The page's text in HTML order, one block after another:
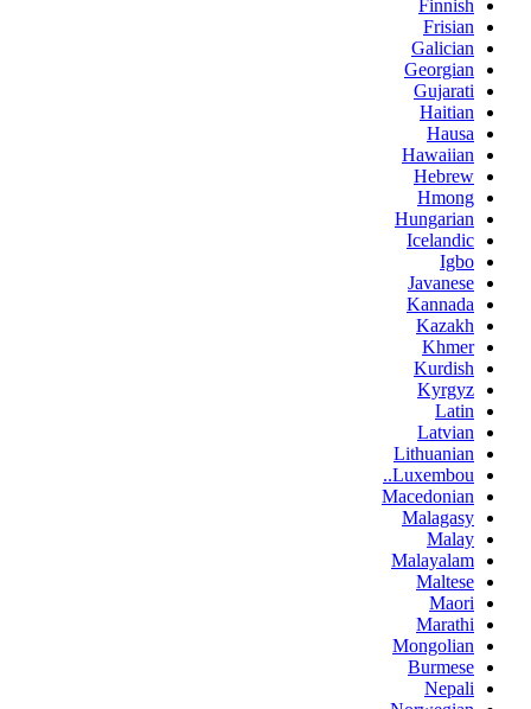
Finnish
Frisian
Galician
Georgian
Gujarati
Haitian
Hausa
Hawaiian
Hebrew
Hmong
Hungarian
Icelandic
Igbo
Javanese
Kannada
Kazakh
Khmer
Kurdish
Kyrgyz
Latin
Latvian
Lithuanian
Luxembou..
Macedonian
Malagasy
Malay
Malayalam
Maltese
Maori
Marathi
Mongolian
Burmese
Nepali